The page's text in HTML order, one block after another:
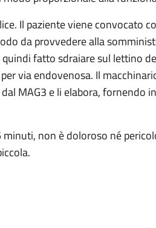
Il paziente viene convocato
da provvedere alla
quindi fatto sdraiare sul lettino
via endovenosa. Il
MAG3 e li elabora, fornendo
minuti, non è doloroso né